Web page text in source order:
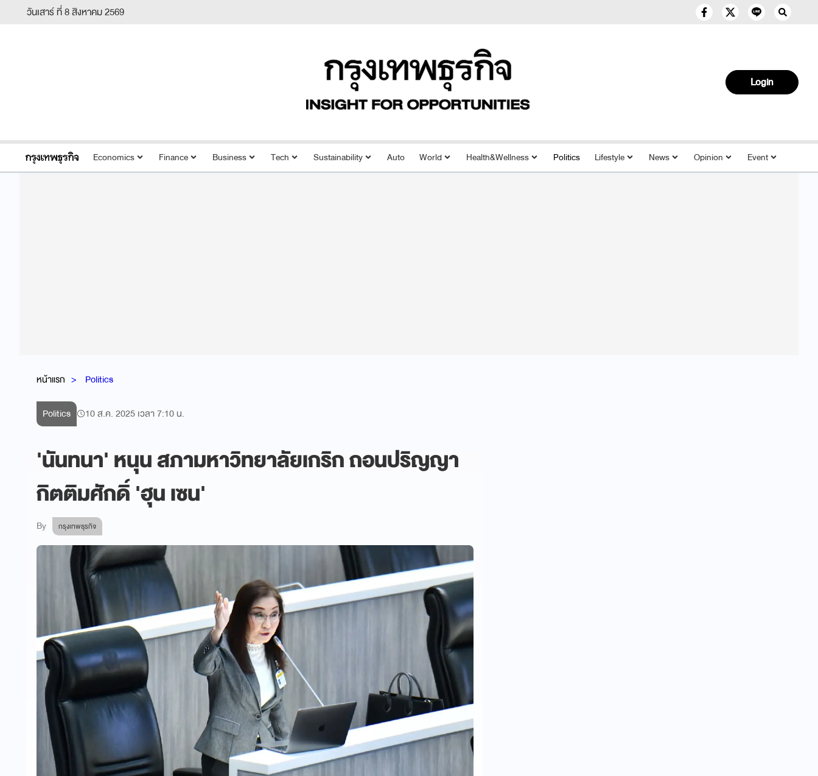
วันเสาร์ ที่ 8 สิงหาคม 2569
Login
Economics Finance Business Tech Sustainability Auto World Health&Wellness Politics Lifestyle News Opinion Event
หน้าแรก Politics
Politics 10 ส.ค. 2025 เวลา 7:10 น.
'นันทนา' หนุน สภามหาวิทยาลัยเกริก ถอนปริญญา
กิตติมศักดิ์ 'ฮุน เซน'
By กรุงเทพธุรกิจ